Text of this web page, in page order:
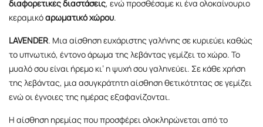
διαφορετικές διαστάσεις, ενώ προσθέσαμε κι ένα ολοκαίνουριο
κεραμικόαρωματικό χώρου.
LAVENDER. Μια αίσθηση ευχάριστης γαλήνης σε κυριεύει καθώς
το υπνωτικό, έντονο άρωμα της λεβάντας γεμίζει το χώρο. Το
μυαλό σου είναι ήρεμο κι’ η ψυχή σου γαληνεύει. Σε κάθε χρήση
της λεβάντας, μια ασυγκράτητη αίσθηση θετικότητας σε γεμίζει
ενώ οι έγνοιες της ημέρας εξαφανίζονται.
Η αίσθηση ηρεμίας που προσφέρει ολοκληρώνεται από το